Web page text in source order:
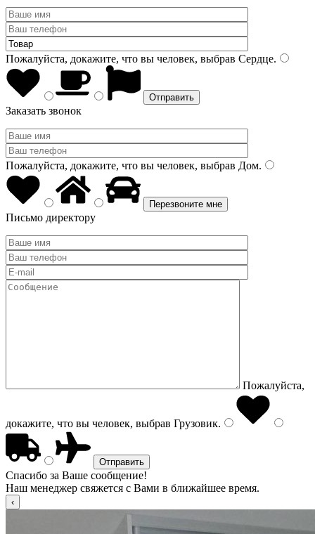
Пожалуйста, докажите, что вы человек, выбрав Сердце.
Заказать звонок
Пожалуйста, докажите, что вы человек, выбрав Дом.
Письмо директору
Пожалуйста,
докажите, что вы человек, выбрав Грузовик.
Спасибо за Ваше сообщение!
Наш менеджер свяжется с Вами в ближайшее время.